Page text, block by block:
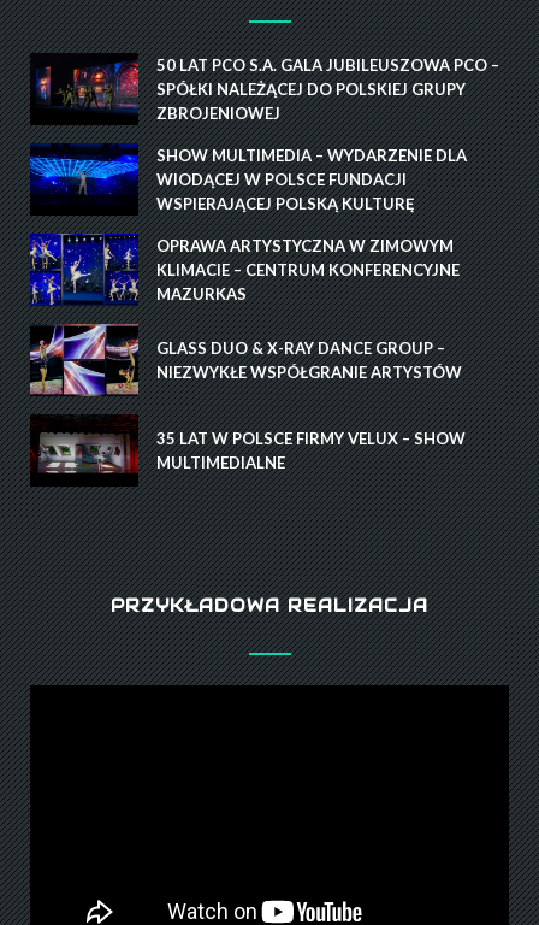
50 LAT PCO S.A. GALA JUBILEUSZOWA PCO –
SPÓŁKI NALEŻĄCEJ DO POLSKIEJ GRUPY
ZBROJENIOWEJ
SHOW MULTIMEDIA – WYDARZENIE DLA
WIODĄCEJ W POLSCE FUNDACJI
WSPIERAJĄCEJ POLSKĄ KULTURĘ
OPRAWA ARTYSTYCZNA W ZIMOWYM
KLIMACIE – CENTRUM KONFERENCYJNE
MAZURKAS
GLASS DUO & X-RAY DANCE GROUP –
NIEZWYKŁE WSPÓŁGRANIE ARTYSTÓW
35 LAT W POLSCE FIRMY VELUX – SHOW
MULTIMEDIALNE
PRZYKŁADOWA REALIZACJA